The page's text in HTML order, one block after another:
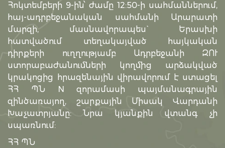
Հոկտեմբերի 9-ին՝ ժամը 12:50-ի սահմաններում,
հայ-ադրբեջանական սահմանի Արարատի
մարզի, մասնավորապես` Երասխի
հատվածում տեղակայված հայկական
դիրքերի ուղղությամբ Ադրբեջանի ԶՈՒ
ստորաբաժանումների կողմից արձակված
կրակոցից հրազենային վիրավորում է ստացել
ՀՀ ՊՆ N զորամասի պայմանագրային
զինծառայող, շարքային Միսակ Վարդանի
Խաչատրյանը: Նրա կյանքին վտանգ չի
սպառնում:
ՀՀ ՊՆ